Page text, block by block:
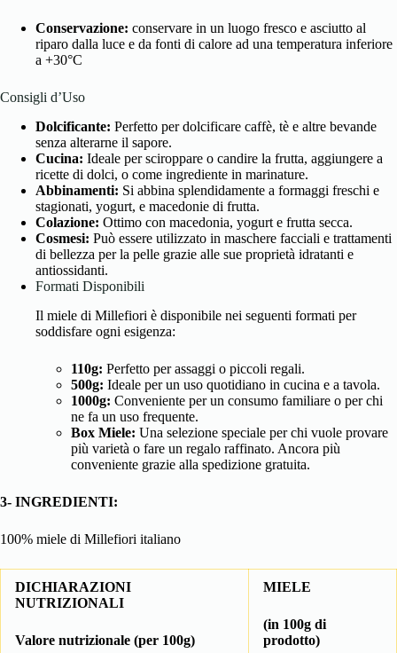
Conservazione: conservare in un luogo fresco e asciutto al
riparo dalla luce e da fonti di calore ad una temperatura inferiore
a +30°C
Consigli d’Uso
Dolcificante: Perfetto per dolcificare caffè, tè e altre bevande
senza alterarne il sapore.
Cucina: Ideale per sciroppare o candire la frutta, aggiungere a
ricette di dolci, o come ingrediente in marinature.
Abbinamenti: Si abbina splendidamente a formaggi freschi e
stagionati, yogurt, e macedonie di frutta.
Colazione: Ottimo con macedonia, yogurt e frutta secca.
Cosmesi: Può essere utilizzato in maschere facciali e trattamenti
di bellezza per la pelle grazie alle sue proprietà idratanti e
antiossidanti.
Formati Disponibili
Il miele di Millefiori è disponibile nei seguenti formati per
soddisfare ogni esigenza:
110g: Perfetto per assaggi o piccoli regali.
500g: Ideale per un uso quotidiano in cucina e a tavola.
1000g: Conveniente per un consumo familiare o per chi
ne fa un uso frequente.
Box Miele: Una selezione speciale per chi vuole provare
più varietà o fare un regalo raffinato. Ancora più
conveniente grazie alla spedizione gratuita.
3- INGREDIENTI:
100% miele di Millefiori italiano
DICHIARAZIONI
NUTRIZIONALI
Valore nutrizionale (per 100g)
MIELE
(in 100g di
prodotto)